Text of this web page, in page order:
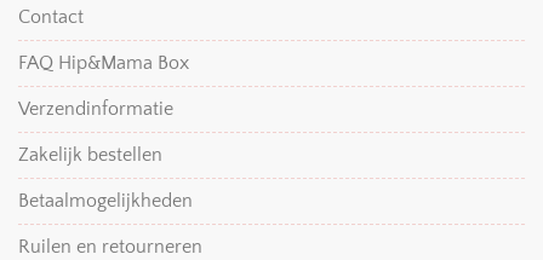
Contact
FAQ Hip&Mama Box
Verzendinformatie
Zakelijk bestellen
Betaalmogelijkheden
Ruilen en retourneren